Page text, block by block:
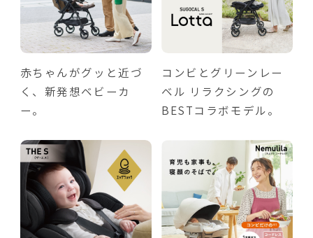
赤ちゃんがグッと近づ
く、新発想ベビーカ
ー。
コンビとグリーンレー
ベル リラクシングの
BESTコラボモデル。